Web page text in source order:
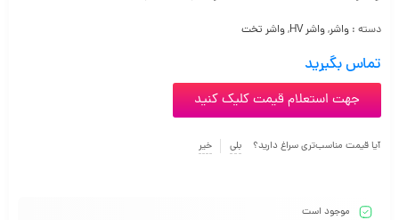
دسته : واشر,واشر HV ,واشر تخت
تماس بگیرید
جهت استعلام قیمت کلیک کنید
آیا قیمت مناسب‌تری سراغ دارید؟ بلی خیر
موجود است